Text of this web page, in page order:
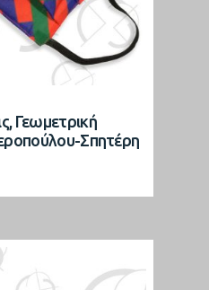
Γεωμετρική
Σπητέρη